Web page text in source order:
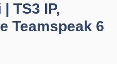
TS3 IP,
Teamspeak 6